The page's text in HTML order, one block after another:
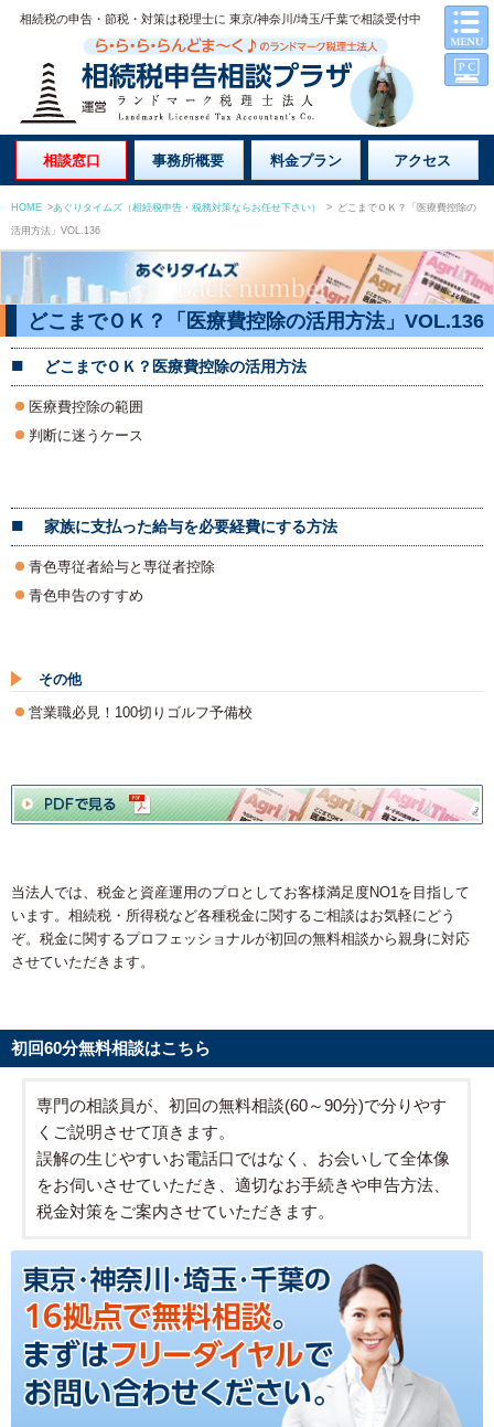
相続税の申告・節税・対策は税理士に 東京/神奈川/埼玉/千葉で相談受付中
相談窓口 事務所概要 料金プラン アクセス
HOME >あぐりタイムズ（相続税申告・税務対策ならお任せ下さい） > どこまでＯＫ？「医療費控除の
活用方法」VOL.136
どこまでＯＫ？「医療費控除の活用方法」VOL.136
どこまでＯＫ？医療費控除の活用方法
医療費控除の範囲
判断に迷うケース
家族に支払った給与を必要経費にする方法
青色専従者給与と専従者控除
青色申告のすすめ
その他
営業職必見！100切りゴルフ予備校
当法人では、税金と資産運用のプロとしてお客様満足度NO1を目指して
います。相続税・所得税など各種税金に関するご相談はお気軽にどう
ぞ。税金に関するプロフェッショナルが初回の無料相談から親身に対応
させていただきます。
初回60分無料相談はこちら
専門の相談員が、初回の無料相談(60～90分)で分りやす
くご説明させて頂きます。
誤解の生じやすいお電話口ではなく、お会いして全体像
をお伺いさせていただき、適切なお手続きや申告方法、
税金対策をご案内させていただきます。